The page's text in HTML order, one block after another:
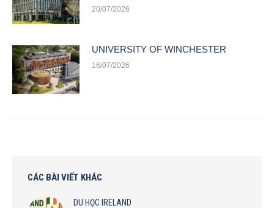
20/07/2026
UNIVERSITY OF WINCHESTER
16/07/2026
CÁC BÀI VIẾT KHÁC
DU HỌC IRELAND